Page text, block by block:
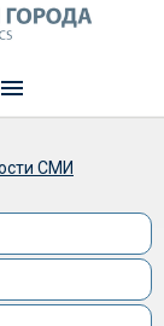
СМИ